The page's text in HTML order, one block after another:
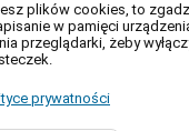
plików cookies, to
w pamięci
przeglądarki, żeby
prywatności